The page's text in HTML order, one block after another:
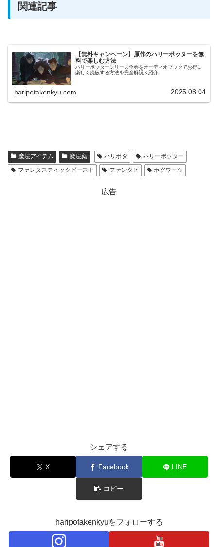
関連記事
【無料キャンペーン】原作のハリーポッターを無
料で楽しむ方法
ハリーポッターシリーズ全巻をオーディオブックでお得に
楽しく読破する方法を完全解説＆紹介
haripotakenkyu.com 2025.08.04
魔法アイテム 魔法薬 ハリポタ
ハリーポッター
ファンタスティックビースト
ファンタビ ホグワーツ
広告
シェアする
X Facebook LINE
コピー
haripotakenkyuをフォローする